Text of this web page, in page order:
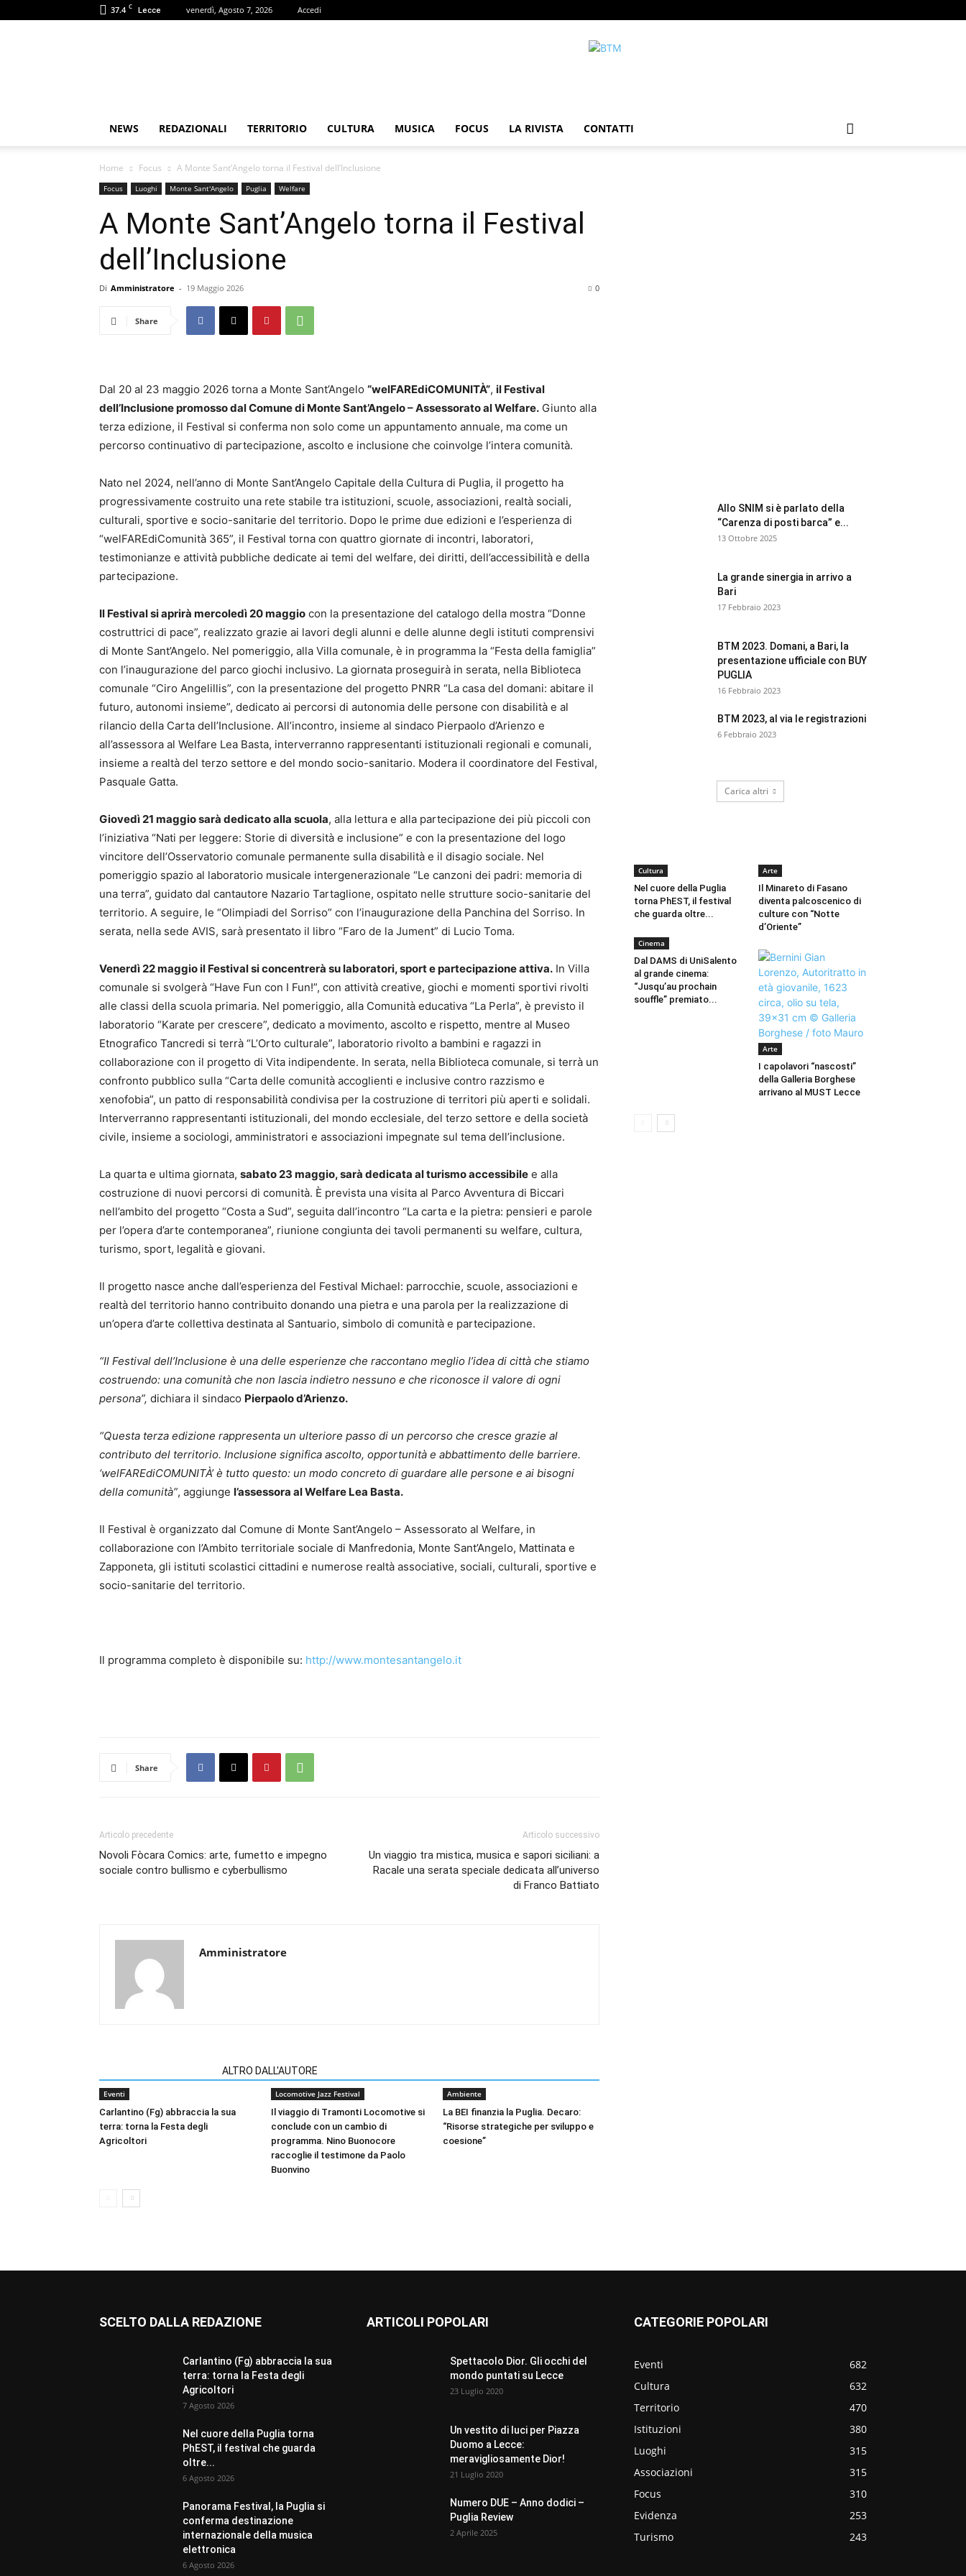
37.4 C Lecce venerdì, Agosto 7, 2026 Accedi
NEWS REDAZIONALI TERRITORIO CULTURA MUSICA FOCUS LA RIVISTA CONTATTI
Home Focus A Monte Sant’Angelo torna il Festival dell’Inclusione
Focus Luoghi Monte Sant'Angelo Puglia Welfare
A Monte Sant’Angelo torna il Festival
dell’Inclusione
Di Amministratore - 19 Maggio 2026 0
Share
Dal 20 al 23 maggio 2026 torna a Monte Sant’Angelo “welFAREdiCOMUNITÀ”, il Festival
dell’Inclusione promosso dal Comune di Monte Sant’Angelo – Assessorato al Welfare. Giunto alla
terza edizione, il Festival si conferma non solo come un appuntamento annuale, ma come un
percorso continuativo di partecipazione, ascolto e inclusione che coinvolge l’intera comunità.
Nato nel 2024, nell’anno di Monte Sant’Angelo Capitale della Cultura di Puglia, il progetto ha
progressivamente costruito una rete stabile tra istituzioni, scuole, associazioni, realtà sociali,
culturali, sportive e socio-sanitarie del territorio. Dopo le prime due edizioni e l’esperienza di
“welFAREdiComunità 365”, il Festival torna con quattro giornate di incontri, laboratori,
testimonianze e attività pubbliche dedicate ai temi del welfare, dei diritti, dell’accessibilità e della
partecipazione.
Il Festival si aprirà mercoledì 20 maggio con la presentazione del catalogo della mostra “Donne
costruttrici di pace”, realizzato grazie ai lavori degli alunni e delle alunne degli istituti comprensivi
di Monte Sant’Angelo. Nel pomeriggio, alla Villa comunale, è in programma la “Festa della famiglia”
con l’inaugurazione del parco giochi inclusivo. La giornata proseguirà in serata, nella Biblioteca
comunale “Ciro Angelillis”, con la presentazione del progetto PNRR “La casa del domani: abitare il
futuro, autonomi insieme”, dedicato ai percorsi di autonomia delle persone con disabilità e al
rilancio della Carta dell’Inclusione. All’incontro, insieme al sindaco Pierpaolo d’Arienzo e
all’assessora al Welfare Lea Basta, interverranno rappresentanti istituzionali regionali e comunali,
insieme a realtà del terzo settore e del mondo socio-sanitario. Modera il coordinatore del Festival,
Pasquale Gatta.
Giovedì 21 maggio sarà dedicato alla scuola, alla lettura e alla partecipazione dei più piccoli con
l’iniziativa “Nati per leggere: Storie di diversità e inclusione” e con la presentazione del logo
vincitore dell’Osservatorio comunale permanente sulla disabilità e il disagio sociale. Nel
pomeriggio spazio al laboratorio musicale intergenerazionale “Le canzoni dei padri: memoria di
una terra”, guidato dal cantautore Nazario Tartaglione, ospitato nelle strutture socio-sanitarie del
territorio. A seguire, le “Olimpiadi del Sorriso” con l’inaugurazione della Panchina del Sorriso. In
serata, nella sede AVIS, sarà presentato il libro “Faro de la Jument” di Lucio Toma.
Venerdì 22 maggio il Festival si concentrerà su laboratori, sport e partecipazione attiva. In Villa
comunale si svolgerà “Have Fun con I Fun!”, con attività creative, giochi e momenti sportivi rivolti
alle classi della scuola primaria. Nel pomeriggio, alla Comunità educativa “La Perla”, è previsto il
laboratorio “Karate per crescere”, dedicato a movimento, ascolto e rispetto, mentre al Museo
Etnografico Tancredi si terrà “L’Orto culturale”, laboratorio rivolto a bambini e ragazzi in
collaborazione con il progetto di Vita indipendente. In serata, nella Biblioteca comunale, si terrà un
confronto pubblico sulla “Carta delle comunità accoglienti e inclusive contro razzismo e
xenofobia”, un patto di responsabilità condivisa per la costruzione di territori più aperti e solidali.
Interverranno rappresentanti istituzionali, del mondo ecclesiale, del terzo settore e della società
civile, insieme a sociologi, amministratori e associazioni impegnate sul tema dell’inclusione.
La quarta e ultima giornata, sabato 23 maggio, sarà dedicata al turismo accessibile e alla
costruzione di nuovi percorsi di comunità. È prevista una visita al Parco Avventura di Biccari
nell’ambito del progetto “Costa a Sud”, seguita dall’incontro “La carta e la pietra: pensieri e parole
per l’opera d’arte contemporanea”, riunione congiunta dei tavoli permanenti su welfare, cultura,
turismo, sport, legalità e giovani.
Il progetto nasce anche dall’esperienza del Festival Michael: parrocchie, scuole, associazioni e
realtà del territorio hanno contribuito donando una pietra e una parola per la realizzazione di
un’opera d’arte collettiva destinata al Santuario, simbolo di comunità e partecipazione.
“Il Festival dell’Inclusione è una delle esperienze che raccontano meglio l’idea di città che stiamo
costruendo: una comunità che non lascia indietro nessuno e che riconosce il valore di ogni
persona”, dichiara il sindaco Pierpaolo d’Arienzo.
“Questa terza edizione rappresenta un ulteriore passo di un percorso che cresce grazie al
contributo del territorio. Inclusione significa ascolto, opportunità e abbattimento delle barriere.
‘welFAREdiCOMUNITÀ’ è tutto questo: un modo concreto di guardare alle persone e ai bisogni
della comunità”, aggiunge l’assessora al Welfare Lea Basta.
Il Festival è organizzato dal Comune di Monte Sant’Angelo – Assessorato al Welfare, in
collaborazione con l’Ambito territoriale sociale di Manfredonia, Monte Sant’Angelo, Mattinata e
Zapponeta, gli istituti scolastici cittadini e numerose realtà associative, sociali, culturali, sportive e
socio-sanitarie del territorio.
Il programma completo è disponibile su: http://www.montesantangelo.it
Share
Articolo precedente
Novoli Fòcara Comics: arte, fumetto e impegno
sociale contro bullismo e cyberbullismo
Articolo successivo
Un viaggio tra mistica, musica e sapori siciliani: a
Racale una serata speciale dedicata all’universo
di Franco Battiato
Amministratore
ALTRO DALL'AUTORE
Eventi
Carlantino (Fg) abbraccia la sua
terra: torna la Festa degli
Agricoltori
Locomotive Jazz Festival
Il viaggio di Tramonti Locomotive si
conclude con un cambio di
programma. Nino Buonocore
raccoglie il testimone da Paolo
Buonvino
Ambiente
La BEI finanzia la Puglia. Decaro:
“Risorse strategiche per sviluppo e
coesione”
Allo SNIM si è parlato della
“Carenza di posti barca” e...
13 Ottobre 2025
La grande sinergia in arrivo a
Bari
17 Febbraio 2023
BTM 2023. Domani, a Bari, la
presentazione ufficiale con BUY
PUGLIA
16 Febbraio 2023
BTM 2023, al via le registrazioni
6 Febbraio 2023
Carica altri
Cultura
Nel cuore della Puglia
torna PhEST, il festival
che guarda oltre...
Arte
Il Minareto di Fasano
diventa palcoscenico di
culture con “Notte
d’Oriente”
Cinema
Dal DAMS di UniSalento
al grande cinema:
“Jusqu’au prochain
souffle” premiato...
Arte
I capolavori “nascosti”
della Galleria Borghese
arrivano al MUST Lecce
SCELTO DALLA REDAZIONE
Carlantino (Fg) abbraccia la sua
terra: torna la Festa degli
Agricoltori
7 Agosto 2026
Nel cuore della Puglia torna
PhEST, il festival che guarda
oltre...
6 Agosto 2026
Panorama Festival, la Puglia si
conferma destinazione
internazionale della musica
elettronica
6 Agosto 2026
ARTICOLI POPOLARI
Spettacolo Dior. Gli occhi del
mondo puntati su Lecce
23 Luglio 2020
Un vestito di luci per Piazza
Duomo a Lecce:
meravigliosamente Dior!
21 Luglio 2020
Numero DUE – Anno dodici –
Puglia Review
2 Aprile 2025
CATEGORIE POPOLARI
Eventi
682
Cultura
632
Territorio
470
Istituzioni
380
Luoghi
315
Associazioni
315
Focus
310
Evidenza
253
Turismo
243